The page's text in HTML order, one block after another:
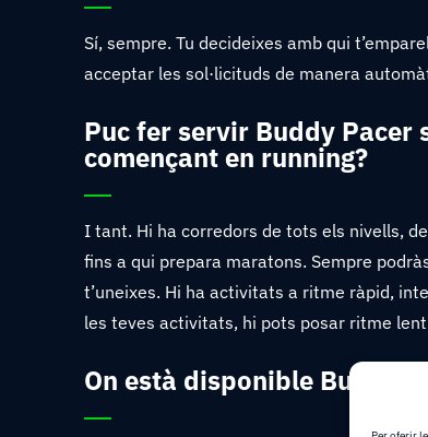
Sí, sempre. Tu decideixes amb qui
acceptar les sol·licituds de manera
Puc fer servir Buddy Pacer
començant en running?
I tant. Hi ha corredors de tots els nivells,
fins a qui prepara maratons. Sempre
t’uneixes. Hi ha activitats a ritme ràpid,
les teves activitats, hi pots posar ritme
On està disponible Buddy